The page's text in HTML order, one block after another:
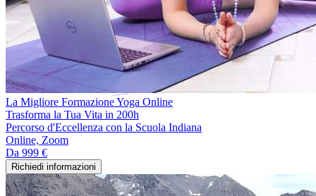
La Migliore Formazione Yoga Online
Trasforma la Tua Vita in 200h
Percorso d'Eccellenza con la Scuola Indiana
Online, Zoom
Da 999 €
Richiedi informazioni